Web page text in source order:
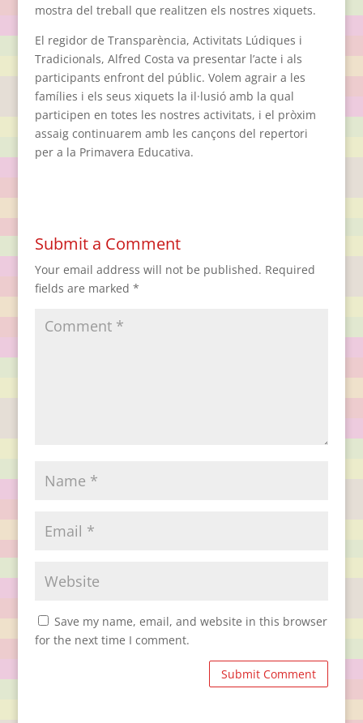
mostra del treball que realitzen els nostres xiquets.
El regidor de Transparència, Activitats Lúdiques i
Tradicionals, Alfred Costa va presentar l’acte i als
participants enfront del públic. Volem agrair a les
famílies i els seus xiquets la il·lusió amb la qual
participen en totes les nostres activitats, i el pròxim
assaig continuarem amb les cançons del repertori
per a la Primavera Educativa.
Submit a Comment
Your email address will not be published. Required
fields are marked *
Save my name, email, and website in this browser
for the next time I comment.